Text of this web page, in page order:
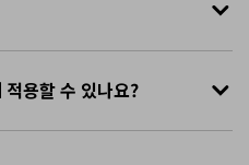
용할 수 있나요?